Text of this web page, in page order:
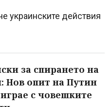
украинските действия
за спирането на
Нов опит на Путин
с човешките